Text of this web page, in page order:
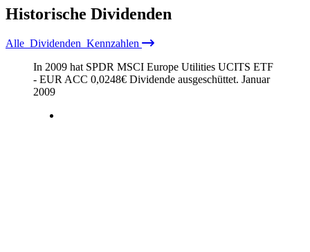
Historische Dividenden
Alle Dividenden Kennzahlen
In 2009 hat SPDR MSCI Europe Utilities UCITS ETF
- EUR ACC 0,0248€ Dividende ausgeschüttet. Januar
2009